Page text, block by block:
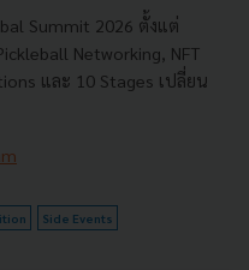
Summit 2026 ตั้งแต่
Networking, NFT
และ 10 Stages เปลี่ยน
Side Events